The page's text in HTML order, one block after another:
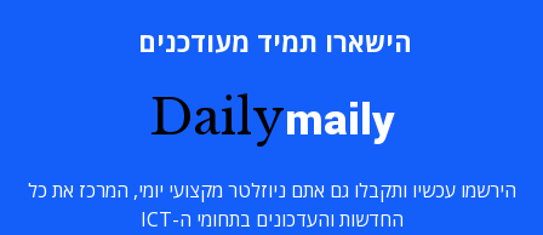
הישארו תמיד מעודכנים
Dailymaily
הירשמו עכשיו ותקבלו גם אתם ניוזלטר מקצועי יומי, המרכז את כל
החדשות והעדכונים בתחומי ה-ICT